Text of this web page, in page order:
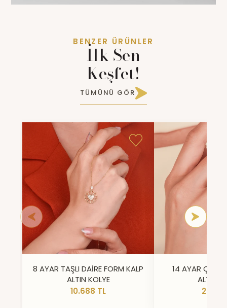
BENZER ÜRÜNLER
İlk Sen
Keşfet!
TÜMÜNÜ GÖR
8 AYAR TAŞLI DAİRE FORM KALP
ALTIN KOLYE
10.688 TL
14 AYAR ÇİFT
ALTIN